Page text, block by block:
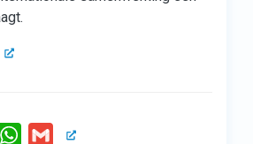
WhatsApp
Gmail